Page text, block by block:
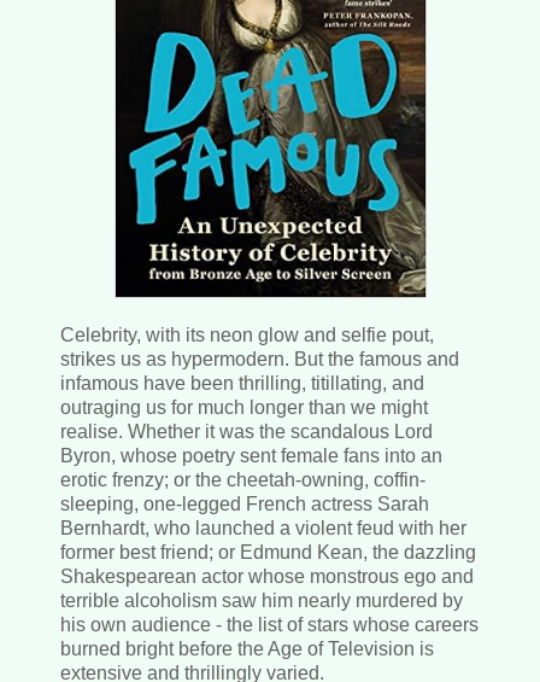
Celebrity, with its neon glow and selfie pout,
strikes us as hypermodern. But the famous and
infamous have been thrilling, titillating, and
outraging us for much longer than we might
realise. Whether it was the scandalous Lord
Byron, whose poetry sent female fans into an
erotic frenzy; or the cheetah-owning, coffin-
sleeping, one-legged French actress Sarah
Bernhardt, who launched a violent feud with her
former best friend; or Edmund Kean, the dazzling
Shakespearean actor whose monstrous ego and
terrible alcoholism saw him nearly murdered by
his own audience - the list of stars whose careers
burned bright before the Age of Television is
extensive and thrillingly varied.